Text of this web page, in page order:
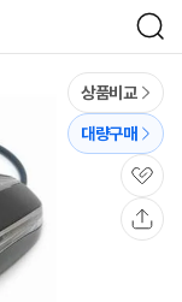
검
색
상품비교
대량구매
관
심